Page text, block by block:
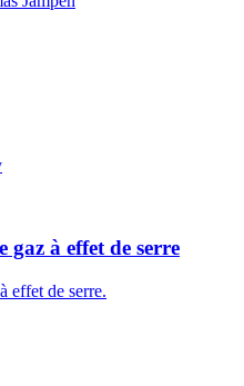
gaz à effet de serre
effet de serre.